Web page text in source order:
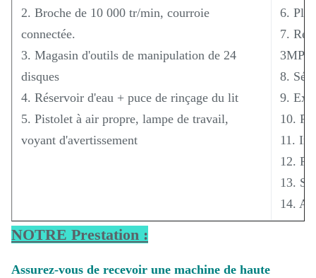
2. Broche de 10 000 tr/min, courroie
connectée.
3. Magasin d'outils de manipulation de 24
disques
4. Réservoir d'eau + puce de rinçage du lit
5. Pistolet à air propre, lampe de travail,
voyant d'avertissement
6.
7.
8.
9.
10.
11.
12.
13.
14.
NOTRE Prestation :
Assurez-vous de recevoir une machine de haute